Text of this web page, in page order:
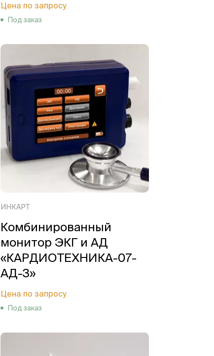
Цена по запросу
Под заказ
ИНКАРТ
Комбинированный
монитор ЭКГ и АД
«КАРДИОТЕХНИКА-07-
АД-3»
Цена по запросу
Под заказ